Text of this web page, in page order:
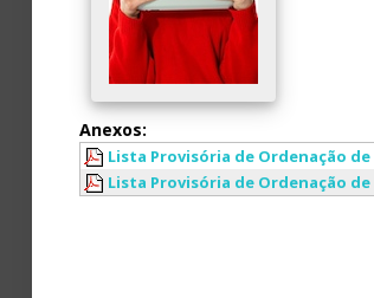
Anexos:
Lista Provisória de Ordenação
Lista Provisória de Ordenação